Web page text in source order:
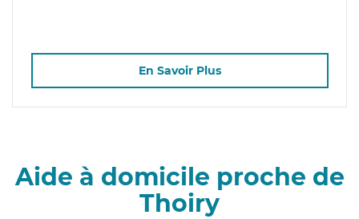
En Savoir Plus
Aide à domicile proche de
Thoiry